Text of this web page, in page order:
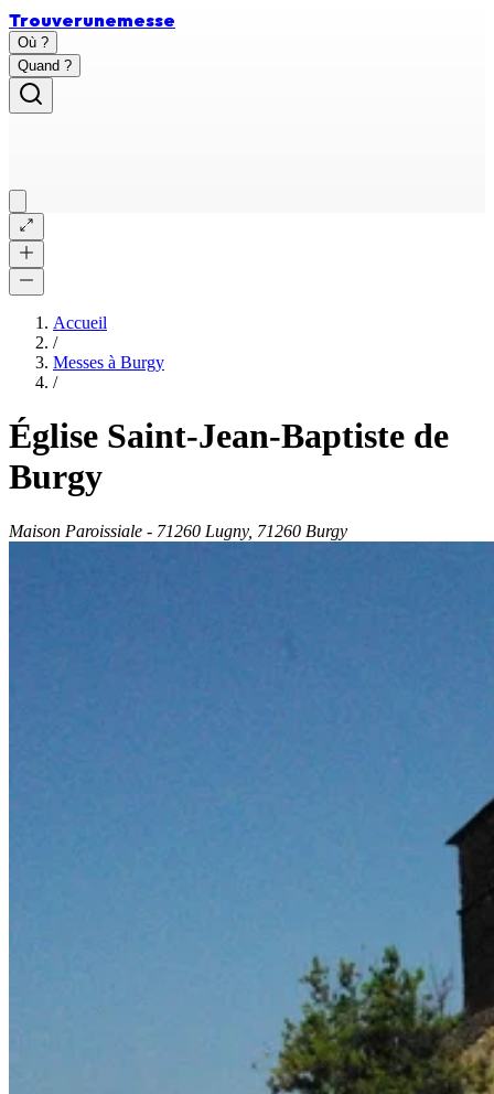
Trouverunemesse
Où ?
Quand ?
Accueil
/
Messes à Burgy
/
Église Saint-Jean-Baptiste de
Burgy
Maison Paroissiale - 71260 Lugny, 71260 Burgy